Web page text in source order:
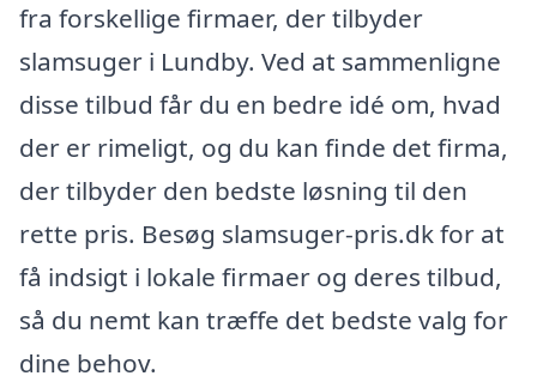
fra forskellige firmaer, der tilbyder
slamsuger i Lundby. Ved at sammenligne
disse tilbud får du en bedre idé om, hvad
der er rimeligt, og du kan finde det firma,
der tilbyder den bedste løsning til den
rette pris. Besøg slamsuger-pris.dk for at
få indsigt i lokale firmaer og deres tilbud,
så du nemt kan træffe det bedste valg for
dine behov.